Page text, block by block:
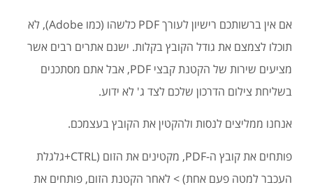
אם אין ברשותכם רישיון לעורך PDF כלשהו (כמו Adobe), לא
תוכלו לצמצם את גודל הקובץ בקלות. ישנם אתרים רבים אשר
מציעים שירות של הקטנת קבצי PDF, אבל אתם מסתכנים
בשליחת צילום הדרכון שלכם לצד ג' לא ידוע.
אנחנו ממליצים לנסות ולהקטין את הקובץ בעצמכם.
פותחים את קובץ ה-PDF, מקטינים את הזום (CTRL+גלגלת
העכבר למטה פעם אחת) > לאחר הקטנת הזום, פותחים את